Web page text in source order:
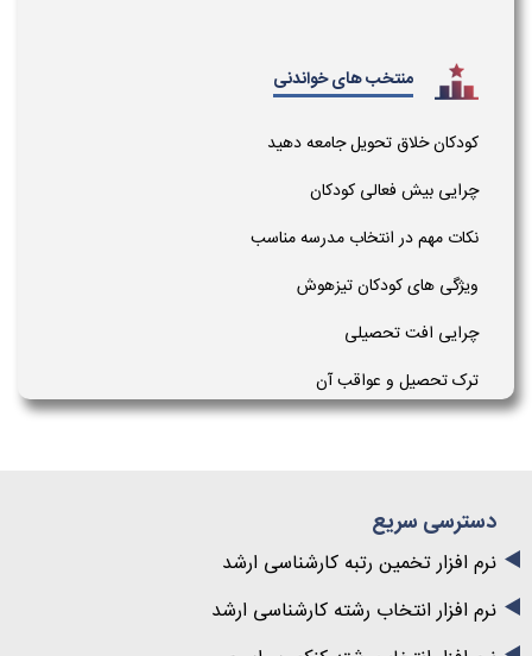
منتخب های خواندنی
کودکان خلاق تحویل جامعه دهید
چرایی بیش فعالی کودکان
نکات مهم در انتخاب مدرسه مناسب
ویژگی های کودکان تیزهوش
چرایی افت تحصیلی
ترک تحصیل و عواقب آن
دسترسی سریع
نرم افزار تخمین رتبه کارشناسی ارشد
نرم افزار انتخاب رشته کارشناسی ارشد